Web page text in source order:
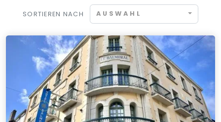
SORTIEREN NACH AUSWAHL